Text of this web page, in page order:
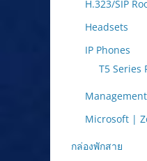
H.323/SIP
Headsets
IP Phones
T5 Series
Microsoft |
กล่องพักสาย